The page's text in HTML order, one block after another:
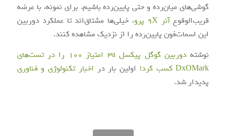
گوشی‌های میان‌رده و حتی پایین‌رده باشیم. برای نمونه، با عرضه
قریب‌الوقوعآنر 9X پرو،
خیلی‌ها مشتاق‌اند تا عملکرد دوربین
این اسمات‌فون پایین‌رده را از نزدیک مشاهده کنند.
نوشته
دوربین گوگل پیکسل 3a امتیاز ۱۰۰ را در تست‌‌های
DxOMark کسب کرد!
اولین بار در اخبار تکنولوژی و فناوری
پدیدار شد.